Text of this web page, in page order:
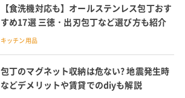
【食洗機対応も】オールステンレス包丁おす
すめ17選 三徳・出刃包丁など選び方も紹介
キッチン用品
包丁のマグネット収納は危ない? 地震発生時
などデメリットや賃貸でのdiyも解説